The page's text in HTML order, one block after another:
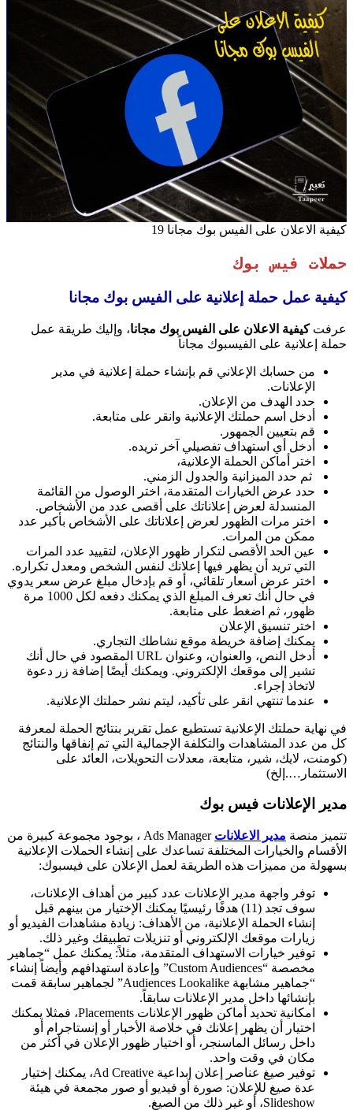
كيفية الاعلان على الفيس بوك مجانا 19
حملات فيس بوك
كيفية عمل حملة إعلانية على الفيس بوك مجانا
عرفت كيفية الاعلان على الفيس بوك مجانا، وإليك طريقة عمل
حملة إعلانية على الفيسبوك مجاناً
من حسابك الإعلاني قم بإنشاء حملة إعلانية في مدير
الإعلانات.
حدد الهدف من الإعلان.
أدخل اسم حملتك الإعلانية وانقر على متابعة.
قم بتعيين الجمهور.
أدخل أي استهداف تفصيلي آخر تريده.
اختر أماكن الحملة الإعلانية،
ثم حدد الميزانية والجدول الزمني.
حدد عرض الخيارات المتقدمة، اختر الوصول من القائمة
المنسدلة لعرض إعلاناتك على أقصى عدد من الأشخاص.
اختر مرات الظهور لعرض إعلاناتك على الأشخاص بأكبر عدد
ممكن من المرات.
عين الحد الأقصى لتكرار ظهور الإعلان، لتقييد عدد المرات
التي تريد أن يظهر فيها إعلانك لنفس الشخص ومعدل تكراره.
اختر عرض أسعار تلقائي، أو قم بإدخال مبلغ عرض سعر يدوي
في حال أنك تعرف المبلغ الذي يمكنك دفعه لكل 1000 مرة
ظهور، ثم اضغط على متابعة.
اختر تنسيق الإعلان
يمكنك إضافة خريطة موقع نشاطك التجاري.
أدخل النص، والعنوان، وعنوان URL المقصود في حال أنك
تشير إلى موقعك الإلكتروني. ويمكنك أيضًا إضافة زر دعوة
لاتخاذ إجراء.
عندما تنتهي انقر على تأكيد، ليتم نشر حملتك الإعلانية.
في نهاية حملتك الإعلانية تستطيع عمل تقرير بنتائج الحملة لمعرفة
كل من عدد المشاهدات والتكلفة الإجمالية التي تم إنفاقها والنتائج
(كومنت، لايك، شير، متابعة، معدلات التحويلات، العائد على
الاستثمار….إلخ)
مدير الإعلانات فيس بوك
تتميز منصة مدير الاعلانات
Ads Manager ، بوجود مجموعة كبيرة من
الأقسام والخيارات المختلفة تساعدك على إنشاء الحملات الإعلانية
بسهولة من مميزات هذه الطريقة لعمل الإعلان على فيسبوك:
توفر واجهة مدير الإعلانات عدد كبير من أهداف الإعلانات،
سوف تجد (11) هدفًا رئيسيًا يمكنك الإختيار من بينهم قبل
إنشاء الحملة الإعلانية، من الأهداف: زيادة مشاهدات الفيديو أو
زيارات موقعك الإلكتروني أو تنزيلات تطبيقك وغير ذلك.
توفير خيارات الاستهداف المتقدمة، مثلاً: يمكنك عمل “جماهير
مخصصة “Custom Audiences” وإعادة استهدافهم وأيضاً إنشاء
“جماهير مشابهة Audiences Lookalike” لجماهير سابقة قمت
بإنشائها داخل مدير الإعلانات سابقاً.
امكانية تحديد أماكن ظهور الإعلانات Placements، فمثلا يمكنك
اختيار أن يظهر إعلانك في خلاصة الأخبار أو إنستاجرام أو
داخل رسائل الماسنجر، أو اختيار ظهور الإعلان في أكثر من
مكان في وقت واحد.
توفير صيغ عناصر إعلان إبداعية Ad Creative، يمكنك إختيار
عدة صيغ للإعلان: صورة أو فيديو أو صور مجمعة في هيئة
Slideshow، أو غير ذلك من الصيغ.